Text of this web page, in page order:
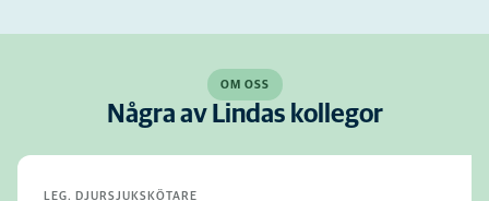
OM OSS
Några av Lindas kollegor
LEG. DJURSJUKSKÖTARE